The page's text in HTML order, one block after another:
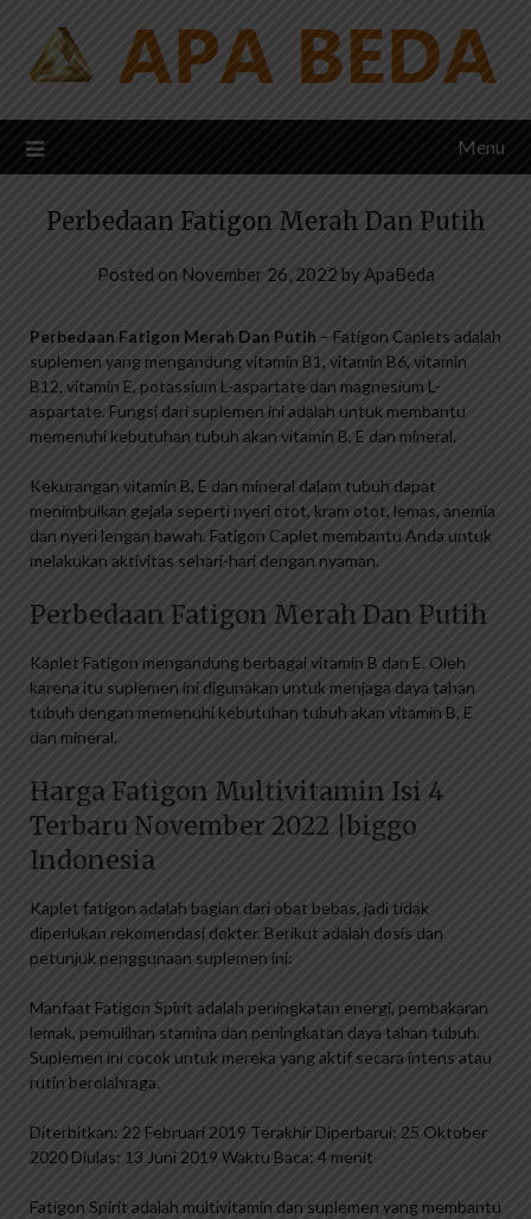
content
Menu
Perbedaan Fatigon Merah Dan Putih
Posted on November 26, 2022 byApaBeda
Perbedaan Fatigon Merah Dan Putih – Fatigon Caplets adalah
suplemen yang mengandung vitamin B1, vitamin B6, vitamin
B12, vitamin E, potassium L-aspartate dan magnesium L-
aspartate. Fungsi dari suplemen ini adalah untuk membantu
memenuhi kebutuhan tubuh akan vitamin B, E dan mineral.
Kekurangan vitamin B, E dan mineral dalam tubuh dapat
menimbulkan gejala seperti nyeri otot, kram otot, lemas, anemia
dan nyeri lengan bawah. Fatigon Caplet membantu Anda untuk
melakukan aktivitas sehari-hari dengan nyaman.
Perbedaan Fatigon Merah Dan Putih
Kaplet Fatigon mengandung berbagai vitamin B dan E. Oleh
karena itu suplemen ini digunakan untuk menjaga daya tahan
tubuh dengan memenuhi kebutuhan tubuh akan vitamin B, E
dan mineral.
Harga Fatigon Multivitamin Isi 4
Terbaru November 2022 |biggo
Indonesia
Kaplet fatigon adalah bagian dari obat bebas, jadi tidak
diperlukan rekomendasi dokter. Berikut adalah dosis dan
petunjuk penggunaan suplemen ini:
Manfaat Fatigon Spirit adalah peningkatan energi, pembakaran
lemak, pemulihan stamina dan peningkatan daya tahan tubuh.
Suplemen ini cocok untuk mereka yang aktif secara intens atau
rutin berolahraga.
Diterbitkan: 22 Februari 2019 Terakhir Diperbarui: 25 Oktober
2020 Diulas: 13 Juni 2019 Waktu Baca: 4 menit
Fatigon Spirit adalah multivitamin dan suplemen yang membantu